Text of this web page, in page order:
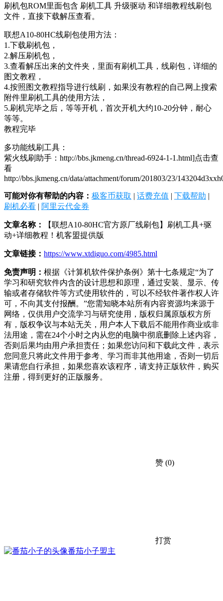
刷机包ROM里面包含 刷机工具 升级驱动 和详细教程线刷包
文件，直接下载解压查看。
联想A10-80HC线刷包使用方法：
1.下载刷机包，
2.解压刷机包，
3.查看解压出来的文件夹，里面有刷机工具，线刷包，详细的
图文教程，
4.按照图文教程指导进行线刷，如果没有教程的自己网上搜索
附件里刷机工具的使用方法，
5.刷机完毕之后，等等开机，首次开机大约10-20分钟，耐心
等等。
教程完毕
多功能线刷工具：
紫火线刷助手：http://bbs.jkmeng.cn/thread-6924-1-1.html]点击查
看
http://bbs.jkmeng.cn/data/attachment/forum/201803/23/
可能对你有帮助的内容： 极客币获取 | 话费充值 | 下载帮助 |
刷机必看 | 阿里云代金券
文章名称：
【联想A10-80HC官方原厂线刷包】刷机工具+驱
动+详细教程！机客盟提供版
文章链接： https://www.xtdiguo.com/4985.html
免责声明： 根据《计算机软件保护条例》第十七条规定“为了
学习和研究软件内含的设计思想和原理，通过安装、显示、传
输或者存储软件等方式使用软件的，可以不经软件著作权人许
可，不向其支付报酬。”您需知晓本站所有内容资源均来源于
网络，仅供用户交流学习与研究使用，版权归属原版权方所
有，版权争议与本站无关，用户本人下载后不能用作商业或非
法用途，需在24个小时之内从您的电脑中彻底删除上述内容，
否则后果均由用户承担责任；如果您访问和下载此文件，表示
您同意只将此文件用于参考、学习而非其他用途，否则一切后
果请您自行承担，如果您喜欢该程序，请支持正版软件，购买
注册，得到更好的正版服务。
赞 (0)
打赏
番茄小子盟主